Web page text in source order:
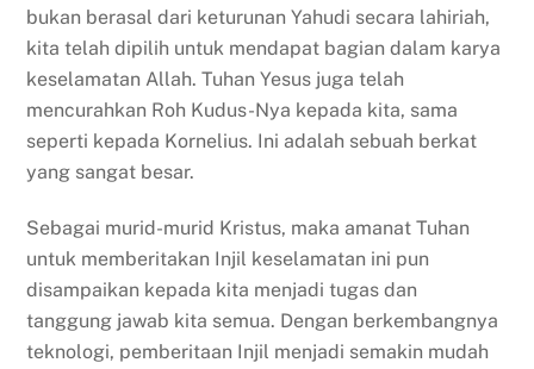
bukan berasal dari keturunan Yahudi secara lahiriah,
kita telah dipilih untuk mendapat bagian dalam karya
keselamatan Allah. Tuhan Yesus juga telah
mencurahkan Roh Kudus-Nya kepada kita, sama
seperti kepada Kornelius. Ini adalah sebuah berkat
yang sangat besar.
Sebagai murid-murid Kristus, maka amanat Tuhan
untuk memberitakan Injil keselamatan ini pun
disampaikan kepada kita menjadi tugas dan
tanggung jawab kita semua. Dengan berkembangnya
teknologi, pemberitaan Injil menjadi semakin mudah